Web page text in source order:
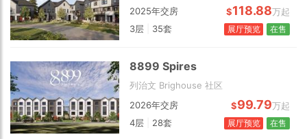
2 km
2025年交房
$118.88万起
3层
35套 在售
展厅预览
8899 Spires
列治文 Brighouse 社区
2026年交房
$99.79万起
4层
28套 在售
展厅预览